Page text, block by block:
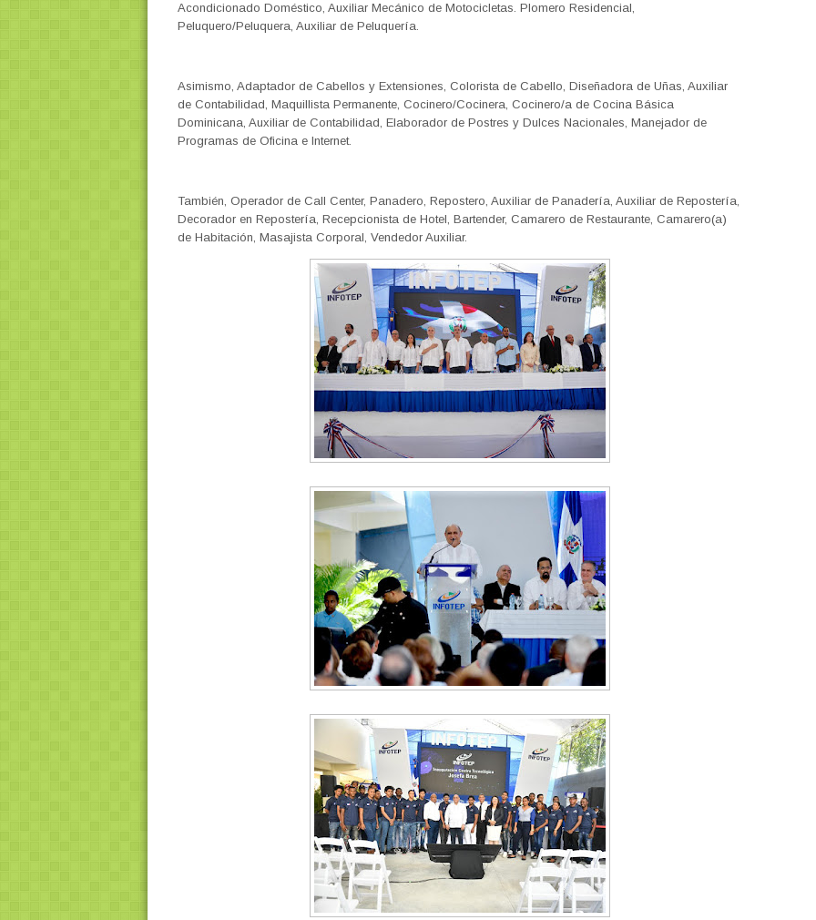
Acondicionado Doméstico, Auxiliar Mecánico de Motocicletas. Plomero Residencial,
Peluquero/Peluquera, Auxiliar de Peluquería.
Asimismo, Adaptador de Cabellos y Extensiones, Colorista de Cabello, Diseñadora de Uñas, Auxiliar
de Contabilidad, Maquillista Permanente, Cocinero/Cocinera, Cocinero/a de Cocina Básica
Dominicana, Auxiliar de Contabilidad, Elaborador de Postres y Dulces Nacionales, Manejador de
Programas de Oficina e Internet.
También, Operador de Call Center, Panadero, Repostero, Auxiliar de Panadería, Auxiliar de Repostería,
Decorador en Repostería, Recepcionista de Hotel, Bartender, Camarero de Restaurante, Camarero(a)
de Habitación, Masajista Corporal, Vendedor Auxiliar.